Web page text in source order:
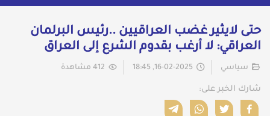
هويتها تحت وطأة "التوظيف" العشوائي
واشنطن ترعى تقارباً نفطياً بين بغداد ودمشق بوساطة
مخزونها المستنزف في مواجهة ايران
أول رد ايراني على اتفاق "مكة" الدفاعي المشترك
حملة اعتقالات واسعة تطال عشرات الشبان في قرية
الرقامة بريف حمص الشرقي
حتى لايثير غضب العراقيين ..رئيس البرلمان
العراقي: لا أرغب بقدوم الشرع إلى العراق
سياسي
شارك الخبر على: